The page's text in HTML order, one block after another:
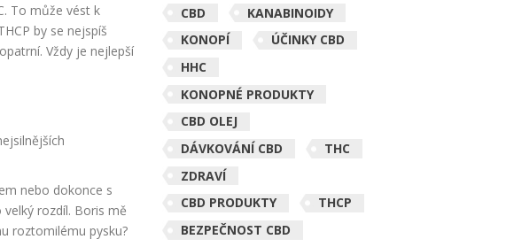
To může vést k
by se nejspíš
Vždy je nejlepší
nebo dokonce s
rozdíl. Boris mě
roztomilému pysku?
CBD
KANABINOIDY
KONOPÍ
ÚČINKY CBD
HHC
KONOPNÉ PRODUKTY
CBD OLEJ
DÁVKOVÁNÍ CBD
THC
ZDRAVÍ
CBD PRODUKTY
THCP
BEZPEČNOST CBD